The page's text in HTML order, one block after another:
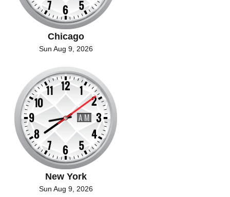
Chicago
Sun Aug 9, 2026
New York
Sun Aug 9, 2026